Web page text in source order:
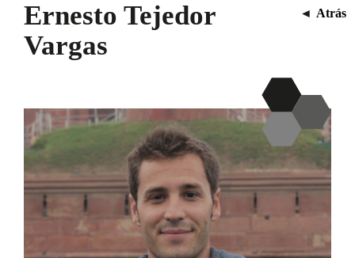
Ernesto Tejedor
Vargas
◄ Atrás